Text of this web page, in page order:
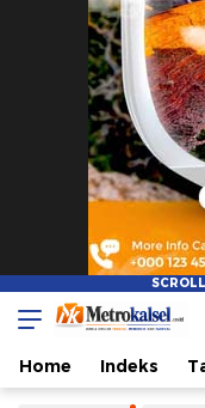
Metro Kalsel
Media Online
Home Indeks